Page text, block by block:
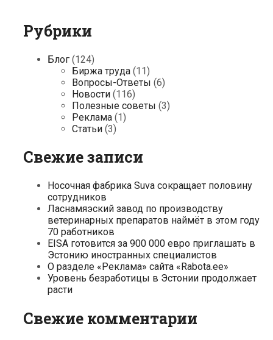
Рубрики
Блог (124)
Биржа труда (11)
Вопросы-Ответы (6)
Новости (116)
Полезные советы (3)
Реклама (1)
Статьи (3)
Свежие записи
Носочная фабрика Suva сокращает половину
сотрудников
Ласнамяэский завод по производству
ветеринарных препаратов наймёт в этом году
70 работников
EISA готовится за 900 000 евро приглашать в
Эстонию иностранных специалистов
О разделе «Реклама» сайта «Rabota.ee»
Уровень безработицы в Эстонии продолжает
расти
Свежие комментарии